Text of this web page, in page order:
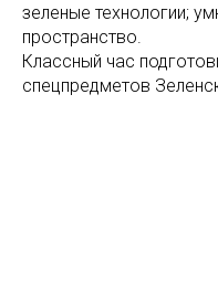
зеленые технологии;
пространство.
Классный час
спецпредметов